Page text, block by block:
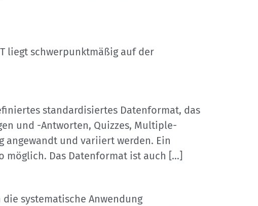
liegt schwerpunktmäßig auf der
standardisiertes Datenformat, das
und -Antworten, Quizzes, Multiple-
angewandt und variiert werden. Ein
möglich. Das Datenformat ist auch […]
systematische Anwendung